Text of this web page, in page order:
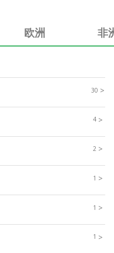
欧洲 非
30 >
4 >
2 >
1 >
1 >
1 >